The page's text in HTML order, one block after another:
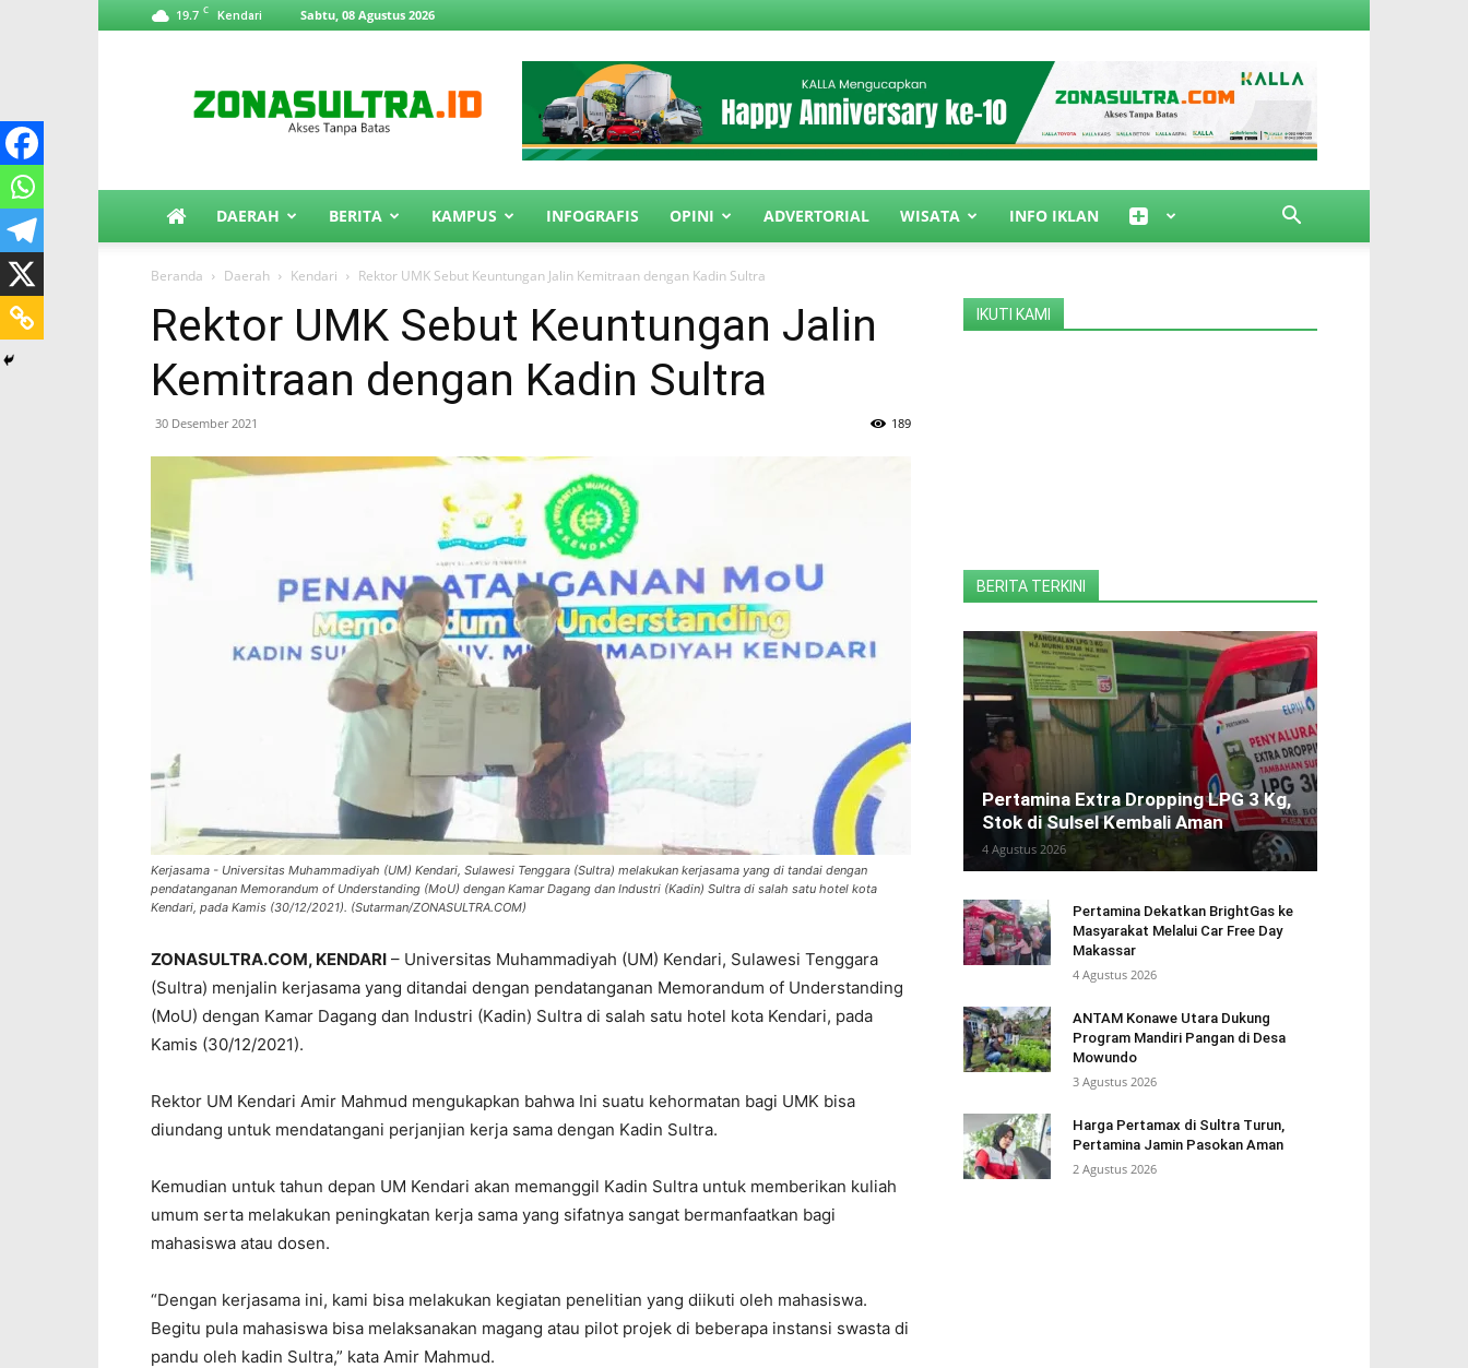
19.7 C Kendari Sabtu, 08 Agustus 2026
DAERAH BERITA KAMPUS INFOGRAFIS OPINI ADVERTORIAL WISATA INFO IKLAN
Beranda Daerah Kendari Rektor UMK Sebut Keuntungan Jalin Kemitraan dengan Kadin Sultra
Rektor UMK Sebut Keuntungan Jalin
Kemitraan dengan Kadin Sultra
30 Desember 2021 189
Kerjasama - Universitas Muhammadiyah (UM) Kendari, Sulawesi Tenggara (Sultra) melakukan kerjasama yang di tandai dengan
pendatanganan Memorandum of Understanding (MoU) dengan Kamar Dagang dan Industri (Kadin) Sultra di salah satu hotel kota
Kendari, pada Kamis (30/12/2021). (Sutarman/ZONASULTRA.COM)
ZONASULTRA.COM, KENDARI – Universitas Muhammadiyah (UM) Kendari, Sulawesi Tenggara
(Sultra) menjalin kerjasama yang ditandai dengan pendatanganan Memorandum of Understanding
(MoU) dengan Kamar Dagang dan Industri (Kadin) Sultra di salah satu hotel kota Kendari, pada
Kamis (30/12/2021).
Rektor UM Kendari Amir Mahmud mengukapkan bahwa Ini suatu kehormatan bagi UMK bisa
diundang untuk mendatangani perjanjian kerja sama dengan Kadin Sultra.
Kemudian untuk tahun depan UM Kendari akan memanggil Kadin Sultra untuk memberikan kuliah
umum serta melakukan peningkatan kerja sama yang sifatnya sangat bermanfaatkan bagi
mahasiswa atau dosen.
“Dengan kerjasama ini, kami bisa melakukan kegiatan penelitian yang diikuti oleh mahasiswa.
Begitu pula mahasiswa bisa melaksanakan magang atau pilot projek di beberapa instansi swasta di
pandu oleh kadin Sultra,” kata Amir Mahmud.
IKUTI KAMI
BERITA TERKINI
Pertamina Extra Dropping LPG 3 Kg,
Stok di Sulsel Kembali Aman
4 Agustus 2026
Pertamina Dekatkan BrightGas ke
Masyarakat Melalui Car Free Day
Makassar
4 Agustus 2026
ANTAM Konawe Utara Dukung
Program Mandiri Pangan di Desa
Mowundo
3 Agustus 2026
Harga Pertamax di Sultra Turun,
Pertamina Jamin Pasokan Aman
2 Agustus 2026